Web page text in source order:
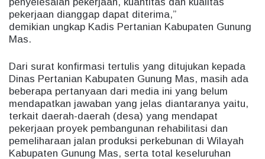
pekerjaan dianggap dapat diterima,”
demikian ungkap Kadis Pertanian Kabupaten Gunung
Mas.
Dari surat konfirmasi tertulis yang ditujukan kepada
Dinas Pertanian Kabupaten Gunung Mas, masih ada
beberapa pertanyaan dari media ini yang belum
mendapatkan jawaban yang jelas diantaranya yaitu,
terkait daerah-daerah (desa) yang mendapat
pekerjaan proyek pembangunan rehabilitasi dan
pemeliharaan jalan produksi perkebunan di Wilayah
Kabupaten Gunung Mas, serta total keseluruhan